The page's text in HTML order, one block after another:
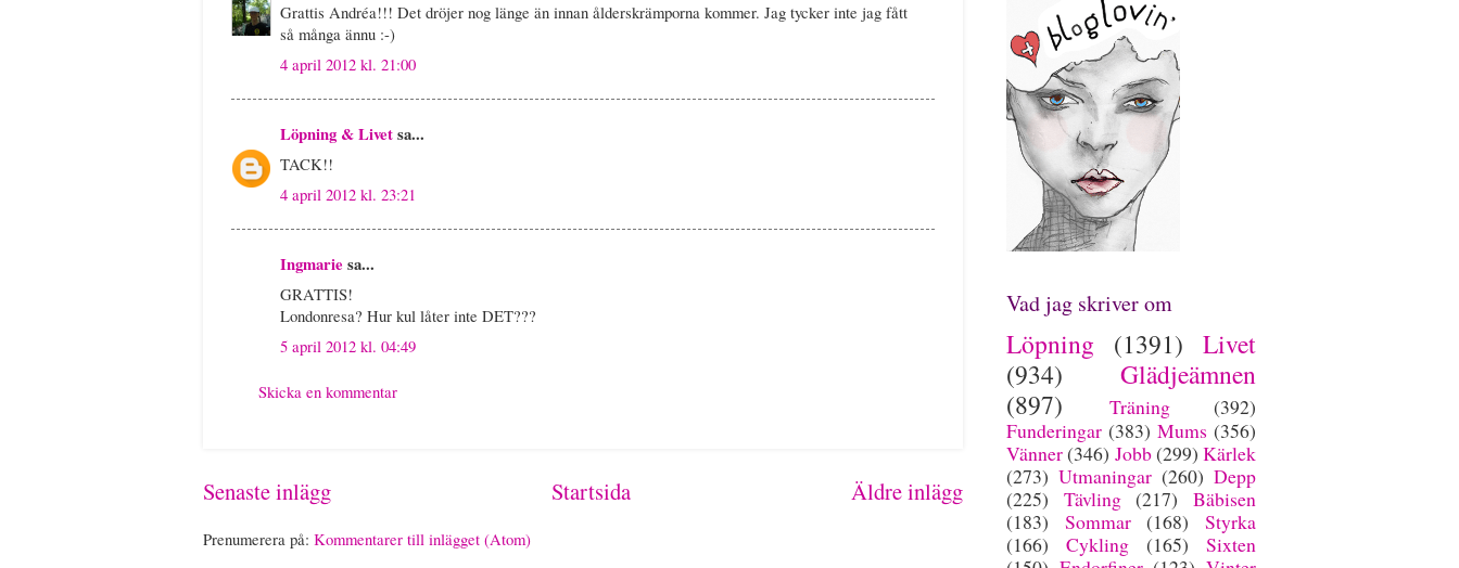
Grattis Andréa!!! Det dröjer nog länge än innan ålderskrämporna kommer. Jag tycker inte jag fått
så många ännu :-)
4 april 2012 kl. 21:00
Löpning & Livetsa...
TACK!!
4 april 2012 kl. 23:21
Ingmarie sa...
GRATTIS!
Londonresa? Hur kul låter inte DET???
5 april 2012 kl. 04:49
Skicka en kommentar
Senaste inlägg Äldre inlägg
Startsida
Prenumerera på: Kommentarer till inlägget (Atom)
Vad jag skriver om
Löpning (1391) Livet
(934)
Glädjeämnen
(897)
Träning
(392)
Funderingar (383) Mums (356)
Vänner(346) Jobb(299) Kärlek
(273) Utmaningar (260) Depp
(225)
Tävling (217)
Bäbisen
(183)
Sommar (168)
Styrka
(166)
Cykling (165)
Sixten